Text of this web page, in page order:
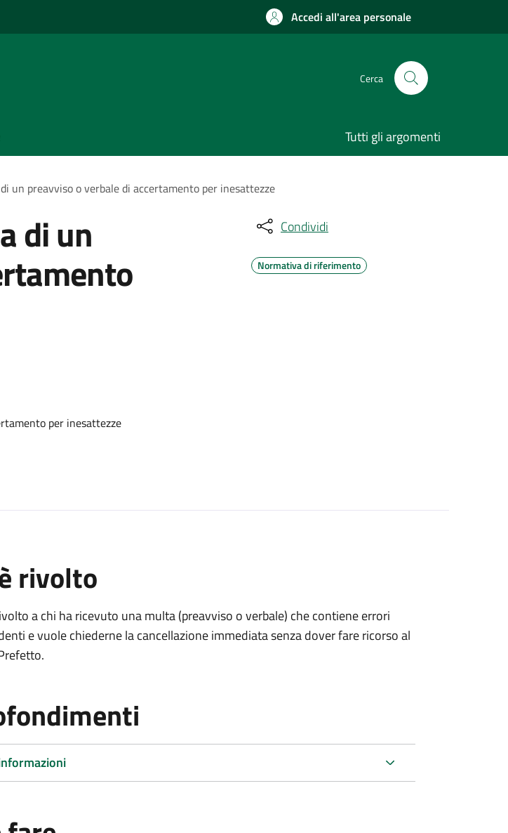
Accedi all'area personale
Cerca
Tutti gli argomenti
un preavviso o verbale di accertamento per inesattezze
di un
per inesattezze
Condividi
Normativa di riferimento
rivolto
a chi ha ricevuto una multa (preavviso o verbale) che contiene errori
e vuole chiederne la cancellazione immediata senza dover fare ricorso al